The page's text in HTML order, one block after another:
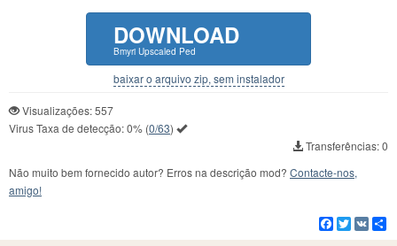
DOWNLOAD
Bmyri Upscaled Ped
baixar o arquivo zip, sem instalador
Visualizações: 557
Virus Taxa de detecção:0% (0/63)
Transferências: 0
Não muito bem fornecido autor? Erros na descrição mod? Contacte-nos,
amigo!
Facebook
Twitter
VK